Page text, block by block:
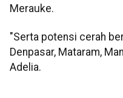
Merauke.
"Serta potensi cerah
Denpasar, Mataram,
Adelia.